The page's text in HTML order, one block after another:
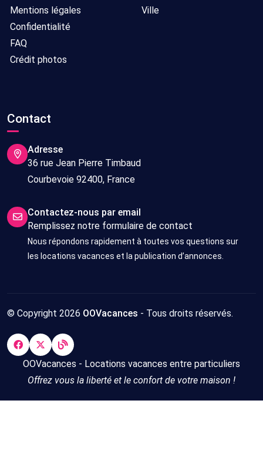
Mentions légales
Confidentialité
FAQ
Crédit photos
Ville
Contact
Adresse
36 rue Jean Pierre Timbaud
Courbevoie 92400, France
Contactez-nous par email
Remplissez notre formulaire de contact
Nous répondons rapidement à toutes vos questions sur
les locations vacances et la publication d’annonces.
© Copyright 2026 OOVacances - Tous droits réservés.
OOVacances - Locations vacances entre particuliers
Offrez vous la liberté et le confort de votre maison !